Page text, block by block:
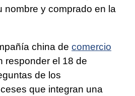
nombre y comprado en la
china de comercio
responder el 18 de
de los
que integran una